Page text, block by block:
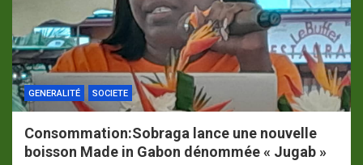
GENERALITÉ SOCIETE
Consommation:Sobraga lance une nouvelle
boisson Made in Gabon dénommée « Jugab »